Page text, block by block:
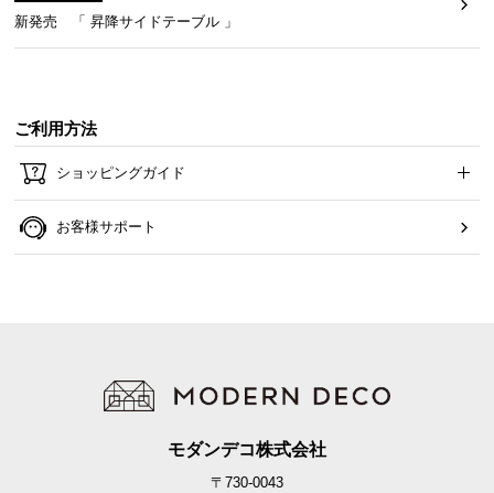
新発売 「 昇降サイドテーブル 」
ご利用方法
ショッピングガイド
お客様サポート
モダンデコ株式会社
〒730-0043